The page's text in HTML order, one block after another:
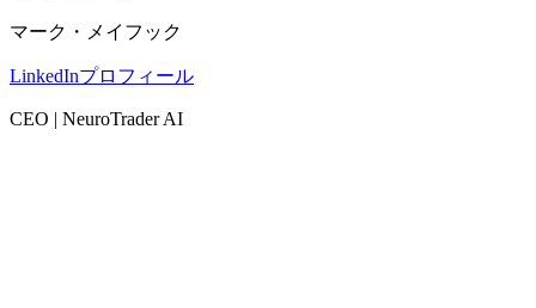
マーク・メイフック
LinkedInプロフィール
CEO | NeuroTrader AI